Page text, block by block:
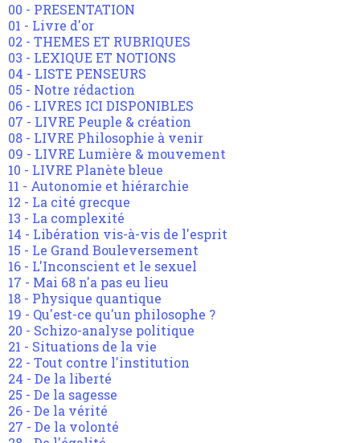
00 - PRESENTATION
01 - Livre d'or
02 - THEMES ET RUBRIQUES
03 - LEXIQUE ET NOTIONS
04 - LISTE PENSEURS
05 - Notre rédaction
06 - LIVRES ICI DISPONIBLES
07 - LIVRE Peuple & création
08 - LIVRE Philosophie à venir
09 - LIVRE Lumière & mouvement
10 - LIVRE Planète bleue
11 - Autonomie et hiérarchie
12 - La cité grecque
13 - La complexité
14 - Libération vis-à-vis de l'esprit
15 - Le Grand Bouleversement
16 - L'Inconscient et le sexuel
17 - Mai 68 n'a pas eu lieu
18 - Physique quantique
19 - Qu'est-ce qu'un philosophe ?
20 - Schizo-analyse politique
21 - Situations de la vie
22 - Tout contre l'institution
24 - De la liberté
25 - De la sagesse
26 - De la vérité
27 - De la volonté